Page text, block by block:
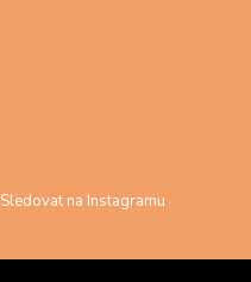
Sledovat na Instagramu